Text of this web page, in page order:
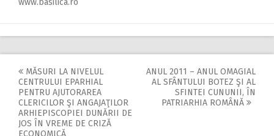
www.basilica.ro
Post
navigation
MĂSURI LA NIVELUL
CENTRULUI EPARHIAL
PENTRU AJUTORAREA
CLERICILOR ŞI ANGAJAŢILOR
ARHIEPISCOPIEI DUNĂRII DE
JOS ÎN VREME DE CRIZĂ
ECONOMICĂ
ANUL 2011 – ANUL OMAGIAL
AL SFÂNTULUI BOTEZ ŞI AL
SFINTEI CUNUNII, ÎN
PATRIARHIA ROMÂNĂ